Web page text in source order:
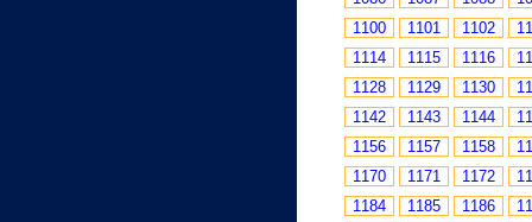
1100
1101 1102
1114
1115 1116
1128
1129 1130
1142
1143 1144
1156
1157 1158
1170
1171 1172
1184
1185 1186